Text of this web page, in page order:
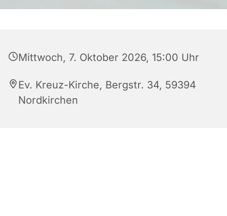
Mittwoch, 7. Oktober 2026, 15:00 Uhr
Ev. Kreuz-Kirche, Bergstr. 34, 59394
Nordkirchen